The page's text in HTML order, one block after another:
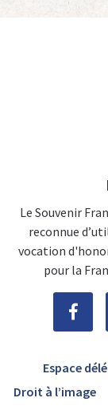
Le Souvenir
reconnue
vocation
pour la
Espace
Droit à l’image